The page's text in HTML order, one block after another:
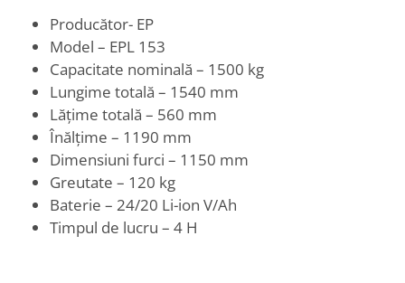
Producător- EP
Model – EPL 153
Capacitate nominală – 1500 kg
Lungime totală – 1540 mm
Lățime totală – 560 mm
Înălțime – 1190 mm
Dimensiuni furci – 1150 mm
Greutate – 120 kg
Baterie – 24/20 Li-ion V/Ah
Timpul de lucru – 4 H